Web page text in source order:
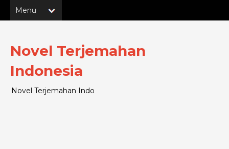
Novel Terjemahan
Indonesia
Novel Terjemahan Indo